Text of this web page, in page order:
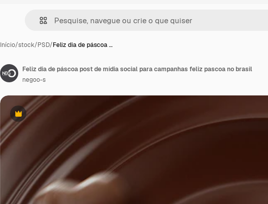
Início/stock/PSD/Feliz dia de páscoa …
Premium
Feliz dia de páscoa post de mídia social para campanhas feliz pascoa no brasil
negoo-s